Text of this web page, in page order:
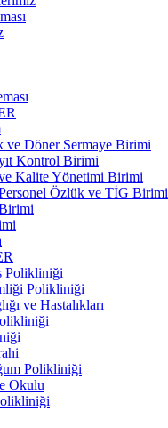
ve Döner Sermaye Birimi
Kontrol Birimi
Kalite Yönetimi Birimi
Özlük ve TİG Birimi
Polikliniği
Polikliniği
ve Hastalıkları
Polikliniği
Okulu